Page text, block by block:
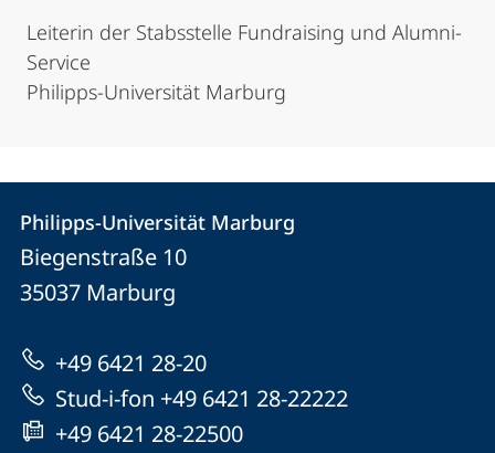
Leiterin der Stabsstelle Fundraising und Alumni-
Service
Philipps-Universität Marburg
Kontakt
und
Informationen
zur
Website
Kontaktinformationen
Philipps-
Universität
Philipps-Universität Marburg
Biegenstraße 10
35037 Marburg
+49 6421 28-20
Stud-i-fon +49 6421 28-22222
+49 6421 28-22500